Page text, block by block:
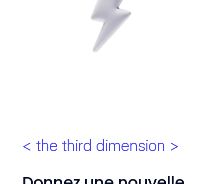
< the third dimension >